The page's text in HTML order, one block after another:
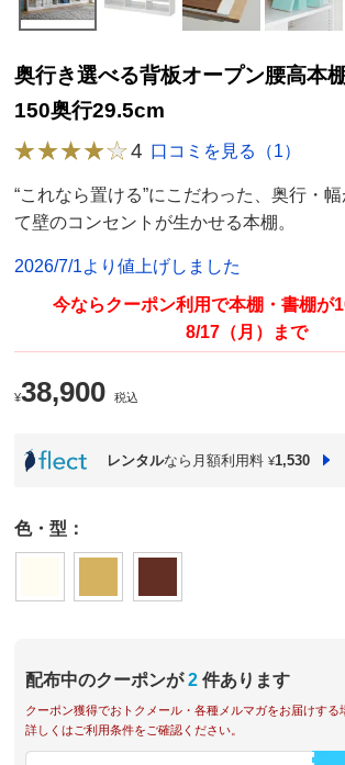
奥行き選べる背板オープン腰高本
150奥行29.5cm
4 口コミを見る（1）
“これなら置ける”にこだわった、奥行・
て壁のコンセントが生かせる本棚。
2026/7/1より値上げしました
今ならクーポン利用で本棚・書棚が
8/17（月）まで
¥38,900 税込
レンタルなら月額利用料 ¥1,530
色・型：
配布中のクーポンが 2 件あります
クーポン獲得でおトクメール・各種メルマガをお届けする
詳しくはご利用条件をご確認ください。